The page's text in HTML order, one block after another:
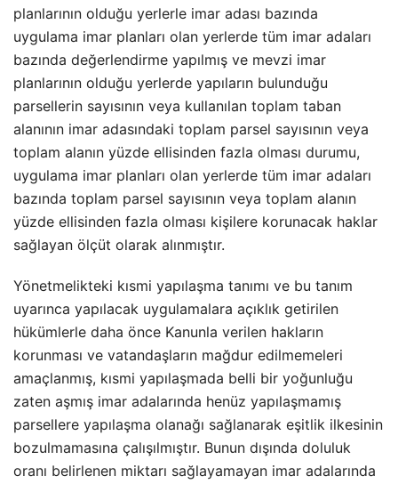
planlarının olduğu yerlerle imar adası bazında
uygulama imar planları olan yerlerde tüm imar adaları
bazında değerlendirme yapılmış ve mevzi imar
planlarının olduğu yerlerde yapıların bulunduğu
parsellerin sayısının veya kullanılan toplam taban
alanının imar adasındaki toplam parsel sayısının veya
toplam alanın yüzde ellisinden fazla olması durumu,
uygulama imar planları olan yerlerde tüm imar adaları
bazında toplam parsel sayısının veya toplam alanın
yüzde ellisinden fazla olması kişilere korunacak haklar
sağlayan ölçüt olarak alınmıştır.
Yönetmelikteki kısmi yapılaşma tanımı ve bu tanım
uyarınca yapılacak uygulamalara açıklık getirilen
hükümlerle daha önce Kanunla verilen hakların
korunması ve vatandaşların mağdur edilmemeleri
amaçlanmış, kısmi yapılaşmada belli bir yoğunluğu
zaten aşmış imar adalarında henüz yapılaşmamış
parsellere yapılaşma olanağı sağlanarak eşitlik ilkesinin
bozulmamasına çalışılmıştır. Bunun dışında doluluk
oranı belirlenen miktarı sağlayamayan imar adalarında